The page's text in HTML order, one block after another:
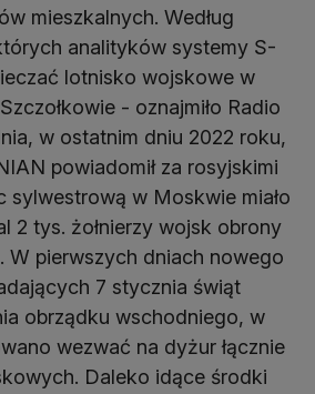
mieszkalnych. Według
analityków systemy S-
lotnisko wojskowe w
- oznajmiło Radio
w ostatnim dniu 2022 roku,
powiadomił za rosyjskimi
sylwestrową w Moskwie miało
2 tys. żołnierzy wojsk obrony
W pierwszych dniach nowego
7 stycznia świąt
obrządku wschodniego, w
wezwać na dyżur łącznie
Daleko idące środki